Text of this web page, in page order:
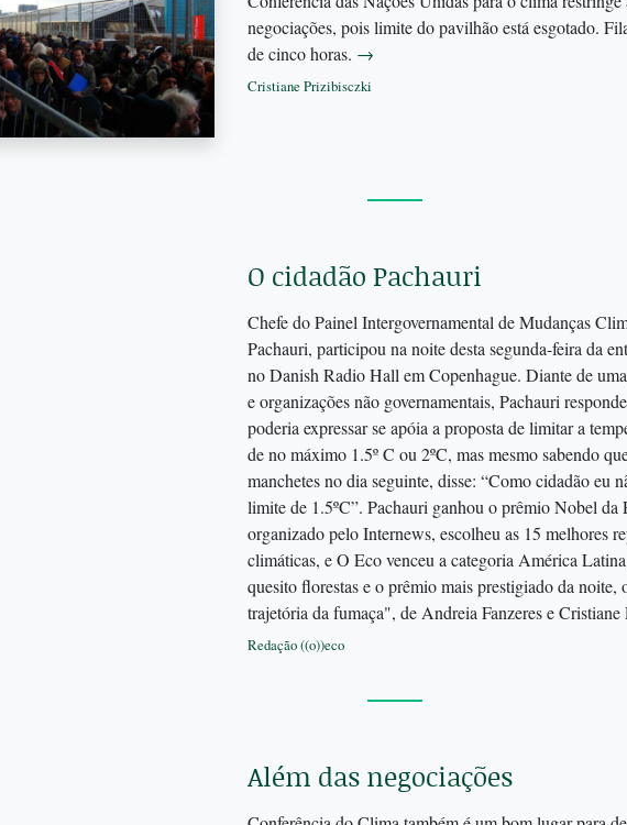
negociações, pois limite do pavilhão está esgotado.
de cinco horas. →
Cristiane Prizibisczki
O cidadão Pachauri
Chefe do Painel Intergovernamental de Mudanças
Pachauri, participou na noite desta segunda-feira da
no Danish Radio Hall em Copenhague. Diante de
e organizações não governamentais, Pachauri
poderia expressar se apóia a proposta de limitar a
de no máximo 1.5º C ou 2ºC, mas mesmo sabendo
manchetes no dia seguinte, disse: “Como cidadão eu
limite de 1.5ºC”. Pachauri ganhou o prêmio Nobel da
organizado pelo Internews, escolheu as 15 melhores
climáticas, e O Eco venceu a categoria América
quesito florestas e o prêmio mais prestigiado da
trajetória da fumaça", de Andreia Fanzeres e
Redação ((o))eco
Além das negociações